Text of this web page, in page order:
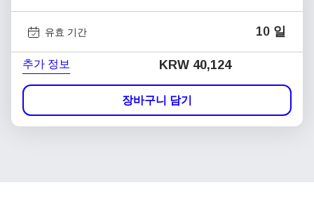
유효 기간 10 일
추가 정보 KRW 40,124
장바구니 담기